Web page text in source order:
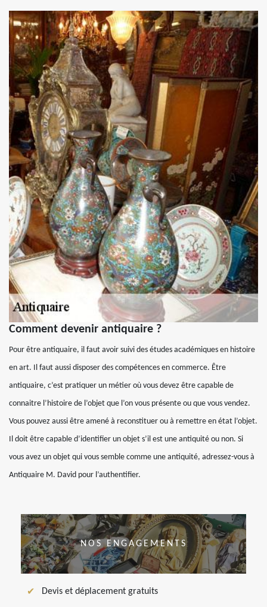
Comment devenir antiquaire ?
Pour être antiquaire, il faut avoir suivi des études académiques en histoire
en art. Il faut aussi disposer des compétences en commerce. Être
antiquaire, c’est pratiquer un métier où vous devez être capable de
connaitre l’histoire de l’objet que l’on vous présente ou que vous vendez.
Vous pouvez aussi être amené à reconstituer ou à remettre en état l’objet.
Il doit être capable d’identifier un objet s’il est une antiquité ou non. Si
vous avez un objet qui vous semble comme une antiquité, adressez-vous à
Antiquaire M. David pour l’authentifier.
NOS ENGAGEMENTS
Devis et déplacement gratuits